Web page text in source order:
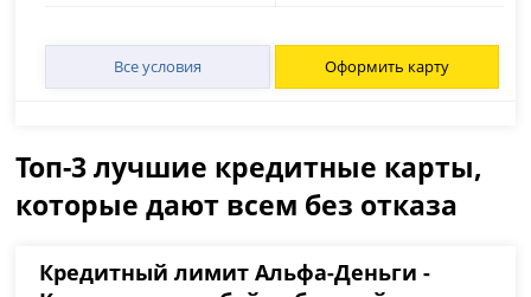
Все условия Оформить карту
Топ-3 лучшие кредитные карты,
которые дают всем без отказа
Кредитный лимит Альфа-Деньги -